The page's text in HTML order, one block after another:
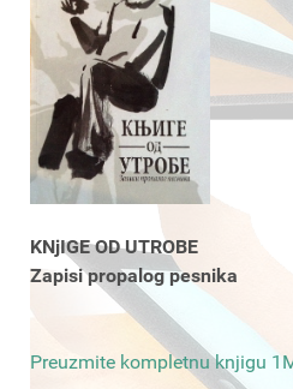
KNjIGE OD UTROBE
Zapisi propalog pesnika
Preuzmite kompletnu knjigu